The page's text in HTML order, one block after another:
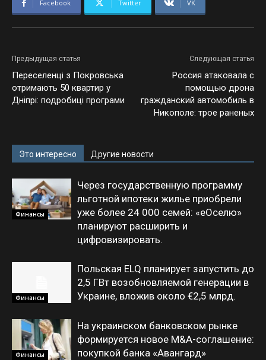
Facebook Twitter VK
Предыдущая статья
Переселенці з Покровська
отримають 50 квартир у
Дніпрі: подробиці програми
Следующая статья
Россия атаковала с
помощью дрона
гражданский автомобиль в
Никополе: трое раненых
Это интересно Другие новости
Финансы
Через государственную программу
льготной ипотеки жилье приобрели
уже более 24 000 семей: «еОселю»
планируют расширить и
цифровизировать.
Финансы
Польская ELQ планирует запустить до
2,5 ГВт возобновляемой генерации в
Украине, вложив около €2,5 млрд.
Финансы
На украинском банковском рынке
формируется новое M&A-соглашение:
покупкой банка «Авангард»